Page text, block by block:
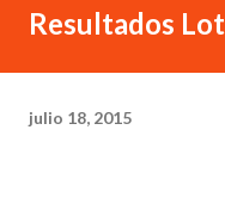
Resultados
julio 18, 2015